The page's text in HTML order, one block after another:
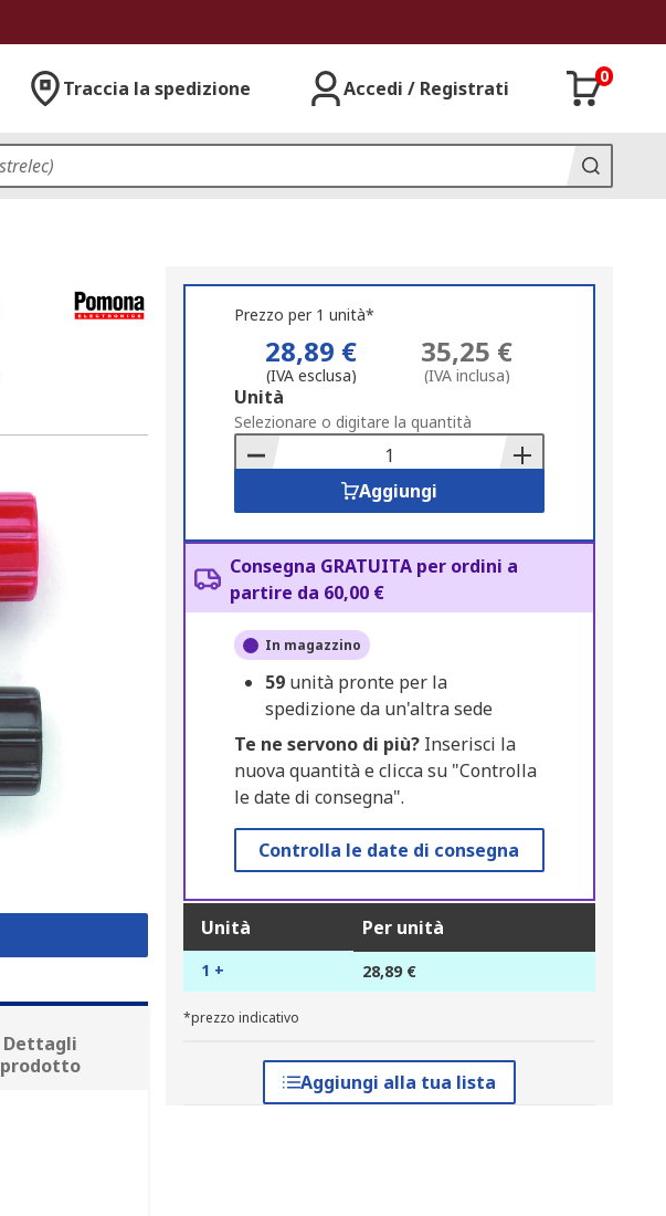
Traccia la spedizione Accedi / Registrati
0
Prezzo per 1 unità*
28,89 €
(IVA esclusa)
35,25 €
(IVA inclusa)
Add
to
Basket
Unità
Selezionare o digitare la quantità
Aggiungi
Consegna GRATUITA per ordini a
partire da 60,00 €
In magazzino
59 unità pronte per la
spedizione da un'altra sede
Te ne servono di più?Inserisci la
nuova quantità e clicca su "Controlla
le date di consegna".
Controlla le date di consegna
Unità Per unità
1 + 28,89 €
*prezzo indicativo
Aggiungi alla tua lista
Dettagli
prodotto